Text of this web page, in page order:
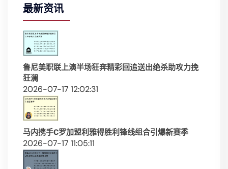
最新资讯
鲁尼美职联上演半场狂奔精彩回追送出绝杀助攻力挽
狂澜
2026-07-17 12:02:31
马内携手C罗加盟利雅得胜利锋线组合引爆新赛季
2026-07-17 11:05:11